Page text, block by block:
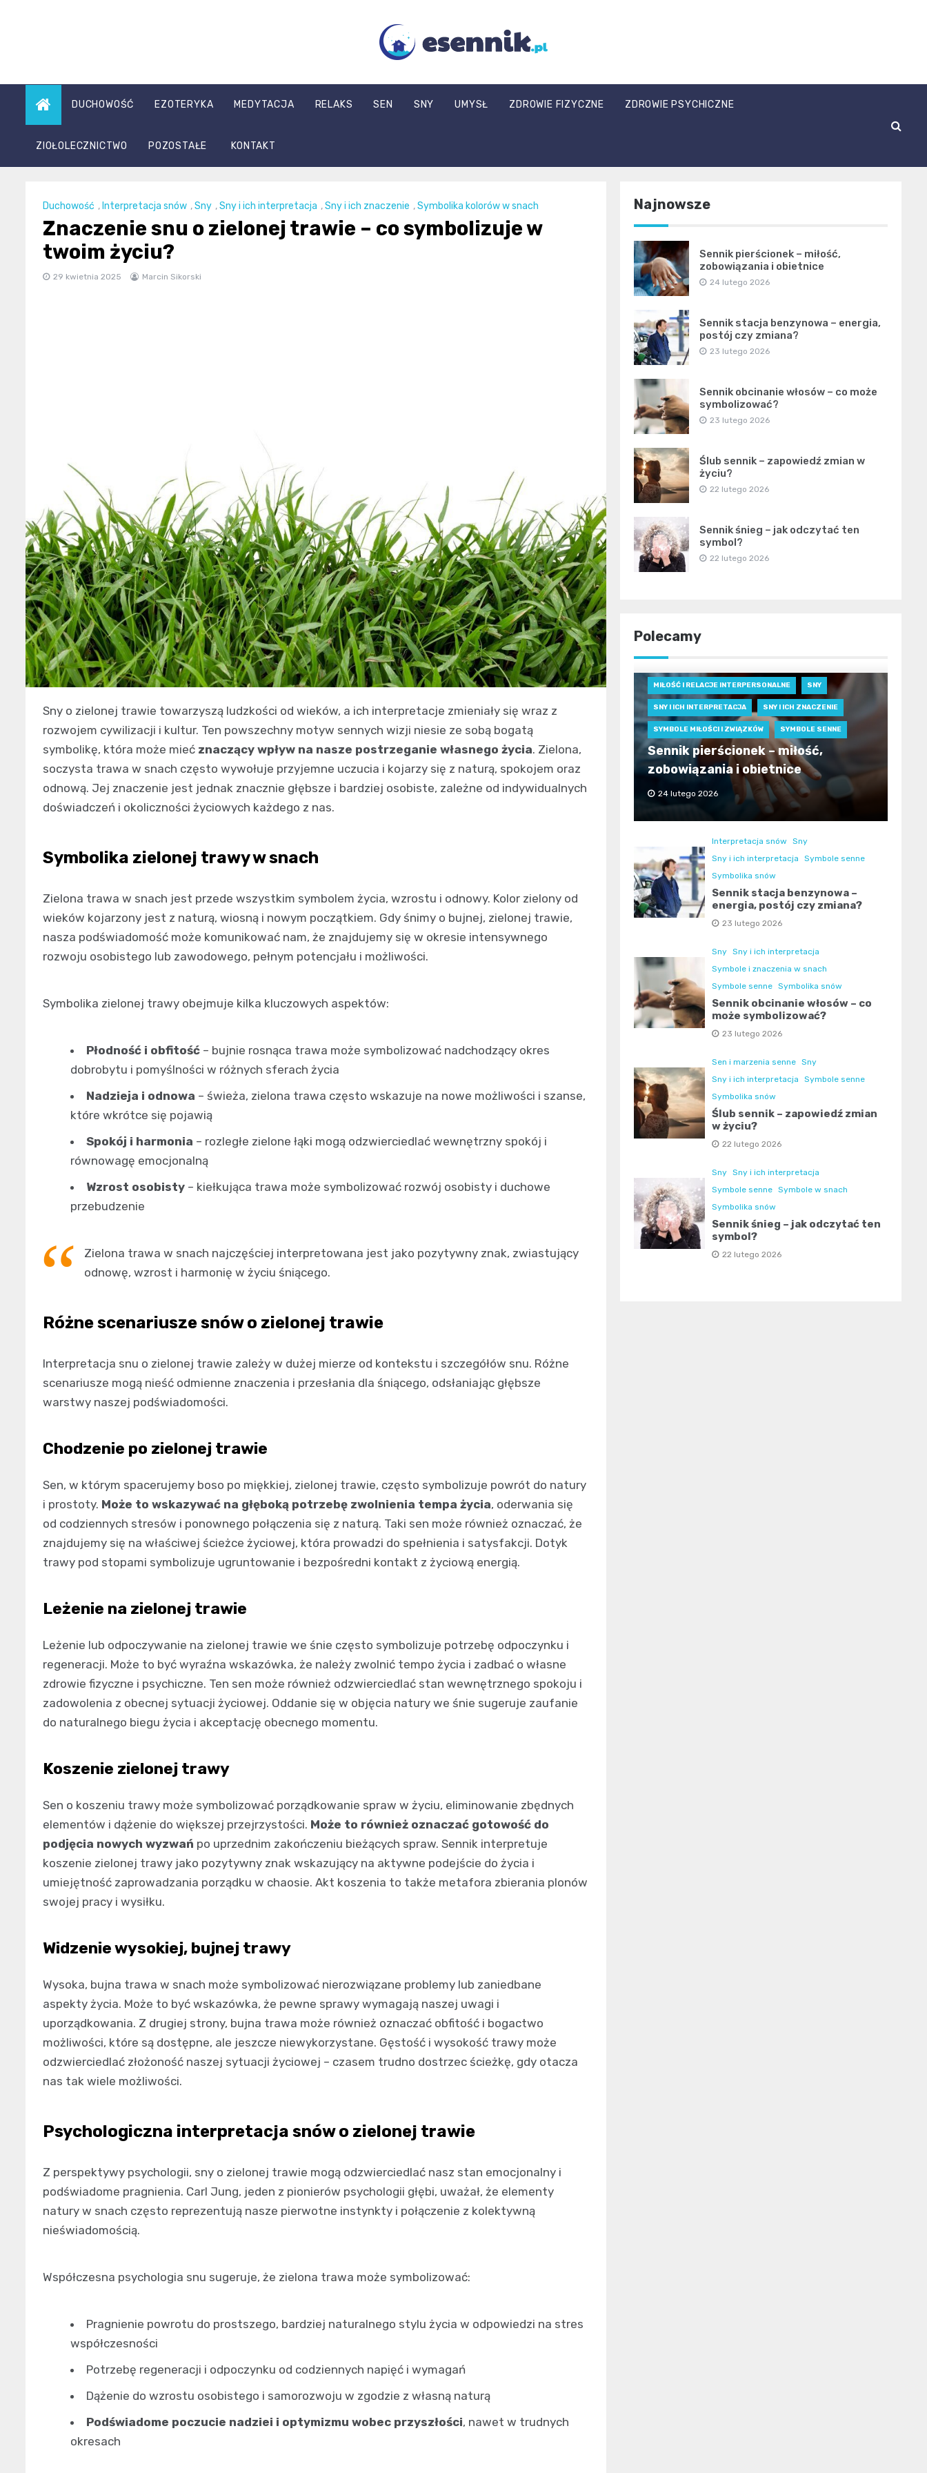
esennik.pl
DUCHOWOŚĆ EZOTERYKA MEDYTACJA RELAKS SEN SNY UMYSŁ ZDROWIE FIZYCZNE ZDROWIE PSYCHICZNE
ZIOŁOLECZNICTWO POZOSTAŁE KONTAKT
Duchowość ,Interpretacja snów ,Sny ,Sny i ich interpretacja ,Sny i ich znaczenie ,Symbolika kolorów w snach
Znaczenie snu o zielonej trawie – co symbolizuje w
twoim życiu?
29 kwietnia 2025 Marcin Sikorski
Sny o zielonej trawie towarzyszą ludzkości od wieków, a ich interpretacje zmieniały się wraz z
rozwojem cywilizacji i kultur. Ten powszechny motyw sennych wizji niesie ze sobą bogatą
symbolikę, która może mieć znaczący wpływ na nasze postrzeganie własnego życia. Zielona,
soczysta trawa w snach często wywołuje przyjemne uczucia i kojarzy się z naturą, spokojem oraz
odnową. Jej znaczenie jest jednak znacznie głębsze i bardziej osobiste, zależne od indywidualnych
doświadczeń i okoliczności życiowych każdego z nas.
Symbolika zielonej trawy w snach
Zielona trawa w snach jest przede wszystkim symbolem życia, wzrostu i odnowy. Kolor zielony od
wieków kojarzony jest z naturą, wiosną i nowym początkiem. Gdy śnimy o bujnej, zielonej trawie,
nasza podświadomość może komunikować nam, że znajdujemy się w okresie intensywnego
rozwoju osobistego lub zawodowego, pełnym potencjału i możliwości.
Symbolika zielonej trawy obejmuje kilka kluczowych aspektów:
Płodność i obfitość – bujnie rosnąca trawa może symbolizować nadchodzący okres
dobrobytu i pomyślności w różnych sferach życia
Nadzieja i odnowa – świeża, zielona trawa często wskazuje na nowe możliwości i szanse,
które wkrótce się pojawią
Spokój i harmonia – rozległe zielone łąki mogą odzwierciedlać wewnętrzny spokój i
równowagę emocjonalną
Wzrost osobisty – kiełkująca trawa może symbolizować rozwój osobisty i duchowe
przebudzenie
Zielona trawa w snach najczęściej interpretowana jest jako pozytywny znak, zwiastujący
odnowę, wzrost i harmonię w życiu śniącego.
Różne scenariusze snów o zielonej trawie
Interpretacja snu o zielonej trawie zależy w dużej mierze od kontekstu i szczegółów snu. Różne
scenariusze mogą nieść odmienne znaczenia i przesłania dla śniącego, odsłaniając głębsze
warstwy naszej podświadomości.
Chodzenie po zielonej trawie
Sen, w którym spacerujemy boso po miękkiej, zielonej trawie, często symbolizuje powrót do natury
i prostoty. Może to wskazywać na głęboką potrzebę zwolnienia tempa życia, oderwania się
od codziennych stresów i ponownego połączenia się z naturą. Taki sen może również oznaczać, że
znajdujemy się na właściwej ścieżce życiowej, która prowadzi do spełnienia i satysfakcji. Dotyk
trawy pod stopami symbolizuje ugruntowanie i bezpośredni kontakt z życiową energią.
Leżenie na zielonej trawie
Leżenie lub odpoczywanie na zielonej trawie we śnie często symbolizuje potrzebę odpoczynku i
regeneracji. Może to być wyraźna wskazówka, że należy zwolnić tempo życia i zadbać o własne
zdrowie fizyczne i psychiczne. Ten sen może również odzwierciedlać stan wewnętrznego spokoju i
zadowolenia z obecnej sytuacji życiowej. Oddanie się w objęcia natury we śnie sugeruje zaufanie
do naturalnego biegu życia i akceptację obecnego momentu.
Koszenie zielonej trawy
Sen o koszeniu trawy może symbolizować porządkowanie spraw w życiu, eliminowanie zbędnych
elementów i dążenie do większej przejrzystości. Może to również oznaczać gotowość do
podjęcia nowych wyzwań po uprzednim zakończeniu bieżących spraw. Sennik interpretuje
koszenie zielonej trawy jako pozytywny znak wskazujący na aktywne podejście do życia i
umiejętność zaprowadzania porządku w chaosie. Akt koszenia to także metafora zbierania plonów
swojej pracy i wysiłku.
Widzenie wysokiej, bujnej trawy
Wysoka, bujna trawa w snach może symbolizować nierozwiązane problemy lub zaniedbane
aspekty życia. Może to być wskazówka, że pewne sprawy wymagają naszej uwagi i
uporządkowania. Z drugiej strony, bujna trawa może również oznaczać obfitość i bogactwo
możliwości, które są dostępne, ale jeszcze niewykorzystane. Gęstość i wysokość trawy może
odzwierciedlać złożoność naszej sytuacji życiowej – czasem trudno dostrzec ścieżkę, gdy otacza
nas tak wiele możliwości.
Psychologiczna interpretacja snów o zielonej trawie
Z perspektywy psychologii, sny o zielonej trawie mogą odzwierciedlać nasz stan emocjonalny i
podświadome pragnienia. Carl Jung, jeden z pionierów psychologii głębi, uważał, że elementy
natury w snach często reprezentują nasze pierwotne instynkty i połączenie z kolektywną
nieświadomością.
Współczesna psychologia snu sugeruje, że zielona trawa może symbolizować:
Pragnienie powrotu do prostszego, bardziej naturalnego stylu życia w odpowiedzi na stres
współczesności
Potrzebę regeneracji i odpoczynku od codziennych napięć i wymagań
Dążenie do wzrostu osobistego i samorozwoju w zgodzie z własną naturą
Podświadome poczucie nadziei i optymizmu wobec przyszłości, nawet w trudnych
okresach
Najnowsze
Sennik pierścionek – miłość,
zobowiązania i obietnice
24 lutego 2026
Sennik stacja benzynowa – energia,
postój czy zmiana?
23 lutego 2026
Sennik obcinanie włosów – co może
symbolizować?
23 lutego 2026
Ślub sennik – zapowiedź zmian w
życiu?
22 lutego 2026
Sennik śnieg – jak odczytać ten
symbol?
22 lutego 2026
Polecamy
MIŁOŚĆ I RELACJE INTERPERSONALNE SNY
SNY I ICH INTERPRETACJA SNY I ICH ZNACZENIE
SYMBOLE MIŁOŚCI I ZWIĄZKÓW SYMBOLE SENNE
Sennik pierścionek – miłość,
zobowiązania i obietnice
24 lutego 2026
Interpretacja snów
Sny
Sny i ich interpretacja
Symbole senne
Symbolika snów
Sennik stacja benzynowa –
energia, postój czy zmiana?
23 lutego 2026
Sny Sny i ich interpretacja
Symbole i znaczenia w snach
Symbole senne Symbolika snów
Sennik obcinanie włosów – co
może symbolizować?
23 lutego 2026
Sen i marzenia senne Sny
Sny i ich interpretacja
Symbole senne
Symbolika snów
Ślub sennik – zapowiedź zmian
w życiu?
22 lutego 2026
Sny Sny i ich interpretacja
Symbole senne Symbole w snach
Symbolika snów
Sennik śnieg – jak odczytać ten
symbol?
22 lutego 2026